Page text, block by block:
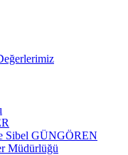
Sibel GÜNGÖREN
Müdürlüğü